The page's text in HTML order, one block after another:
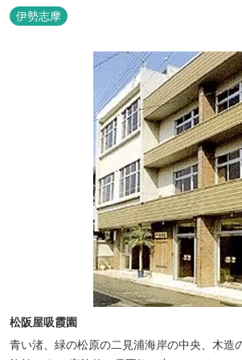
リアンやプレデターのリアルな模型があり、
リしますよ。
伊勢志摩
松阪屋吸霞園
青い渚、緑の松原の二見浦海岸の中央、木造